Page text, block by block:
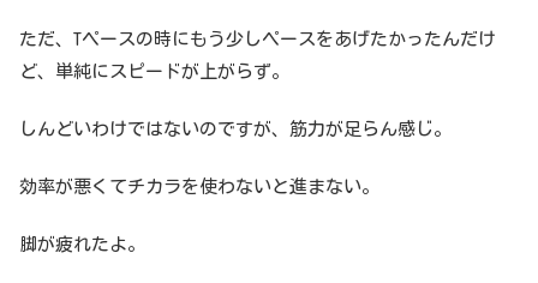
ただ、Tペースの時にもう少しペースをあげたかったんだけ
ど、単純にスピードが上がらず。
しんどいわけではないのですが、筋力が足らん感じ。
効率が悪くてチカラを使わないと進まない。
脚が疲れたよ。